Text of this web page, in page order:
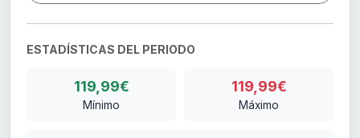
ESTADÍSTICAS DEL PERIODO
119,99€
Mínimo
119,99€
Máximo